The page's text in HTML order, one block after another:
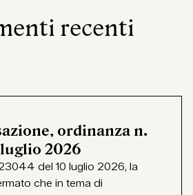
recenti
ordinanza n.
2026
del 10 luglio 2026, la
che in tema di